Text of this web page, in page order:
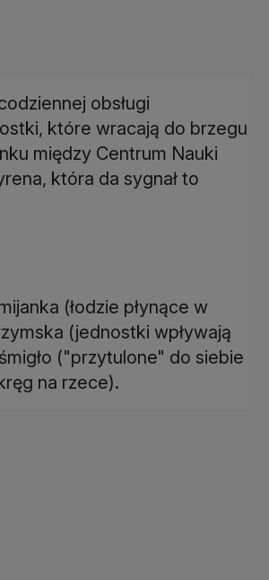
obsługi
które wracają do brzegu
między Centrum Nauki
która da sygnał to
(łodzie płynące w
(jednostki wpływają
("przytulone" do siebie
na rzece).